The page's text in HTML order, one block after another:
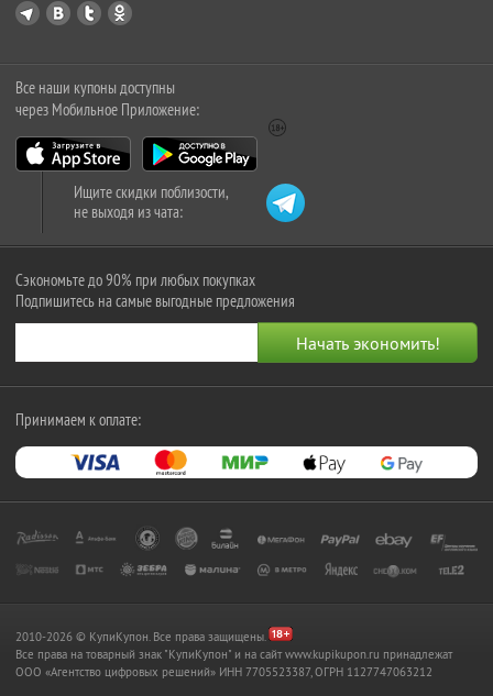
Все наши купоны доступны
через Мобильное Приложение:
Ищите скидки поблизости,
не выходя из чата:
Сэкономьте до 90% при любых покупках
Подпишитесь на самые выгодные предложения
Принимаем к оплате:
2010-2026 © КупиКупон. Все права защищены.
Все права на товарный знак "КупиКупон" и на сайт www.kupikupon.ru принадлежат
OOO «Агентство цифровых решений» ИНН 7705523387, ОГРН 1127747063212